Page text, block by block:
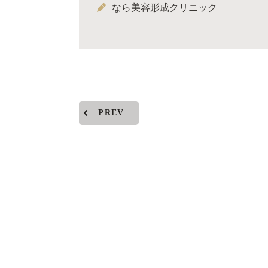
なら美容形成クリニック
PREV